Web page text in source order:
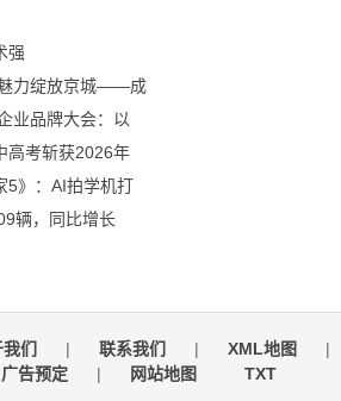
强
力绽放京城——成
业品牌大会：以
高考斩获2026年
5》：AI拍学机打
辆，同比增长
们 | 联系我们 | XML地图
|
广告预定 | 网站地图 TXT